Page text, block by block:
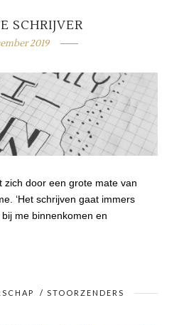
SCHRIJVER
2019
zich door een grote mate van
‘Het schrijven gaat immers
me binnenkomen en
/STOORZENDERS